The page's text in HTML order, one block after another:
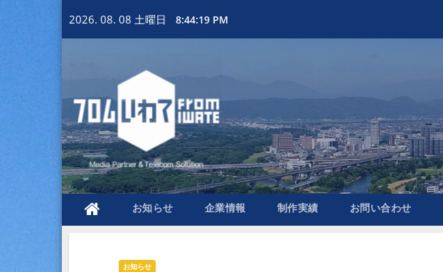
2026. 08. 08 土曜日 8:44:20 PM
お知らせ 企業情報 制作実績 お問い合わせ
お知らせ